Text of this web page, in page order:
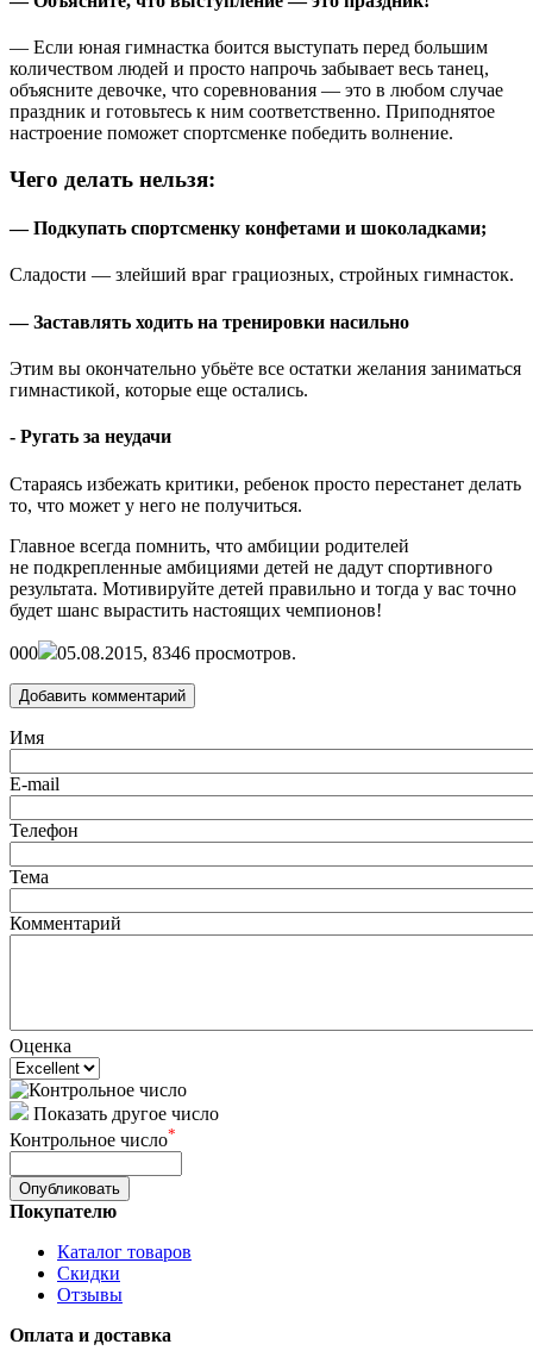
— Если юная гимнастка боится выступать перед большим
количеством людей и просто напрочь забывает весь танец,
объясните девочке, что соревнования — это в любом случае
праздник и готовьтесь к ним соответственно. Приподнятое
настроение поможет спортсменке победить волнение.
Чего делать нельзя:
— Подкупать спортсменку конфетами и шоколадками;
Сладости — злейший враг грациозных, стройных гимнасток.
— Заставлять ходить на тренировки насильно
Этим вы окончательно убьёте все остатки желания заниматься
гимнастикой, которые еще остались.
- Ругать за неудачи
Стараясь избежать критики, ребенок просто перестанет делать
то, что может у него не получиться.
Главное всегда помнить, что амбиции родителей
не подкрепленные амбициями детей не дадут спортивного
результата. Мотивируйте детей правильно и тогда у вас точно
будет шанс вырастить настоящих чемпионов!
000 05.08.2015, 8346 просмотров.
Добавить комментарий
Имя
E-mail
Телефон
Тема
Комментарий
Оценка
Показать другое число
Контрольное число*
Покупателю
Каталог товаров
Скидки
Отзывы
Оплата и доставка